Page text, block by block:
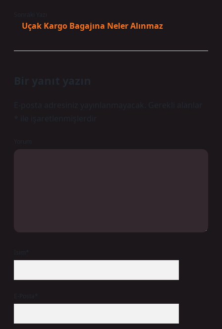
Uçak Kargo Bagajına Neler Alınmaz
Bir yanıt yazın
E-posta adresiniz yayınlanmayacak.
Gerekli alanlar
ile işaretlenmişlerdir